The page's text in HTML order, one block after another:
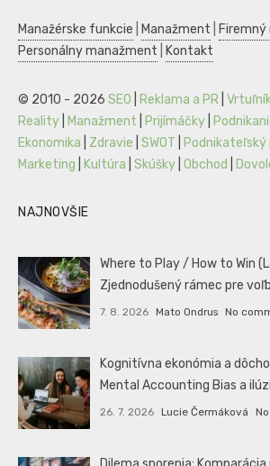
Manažérske funkcie Manažment
Personálny manažment
Kontakt
© 2010 - 2026 SEO Reklama a PR
Reality
Manažment Prijímáčky
Ekonomika
Zdravie SWOT Podnikateľský
Marketing
Kultúra Skúšky Obchod
NAJNOVŠIE
Where to Play / How to Win
Zjednodušený rámec pre
7. 8. 2026 Mato Ondrus No
Kognitívna ekonómia a
Mental Accounting Bias a
26. 7. 2026 Lucie Čermáková